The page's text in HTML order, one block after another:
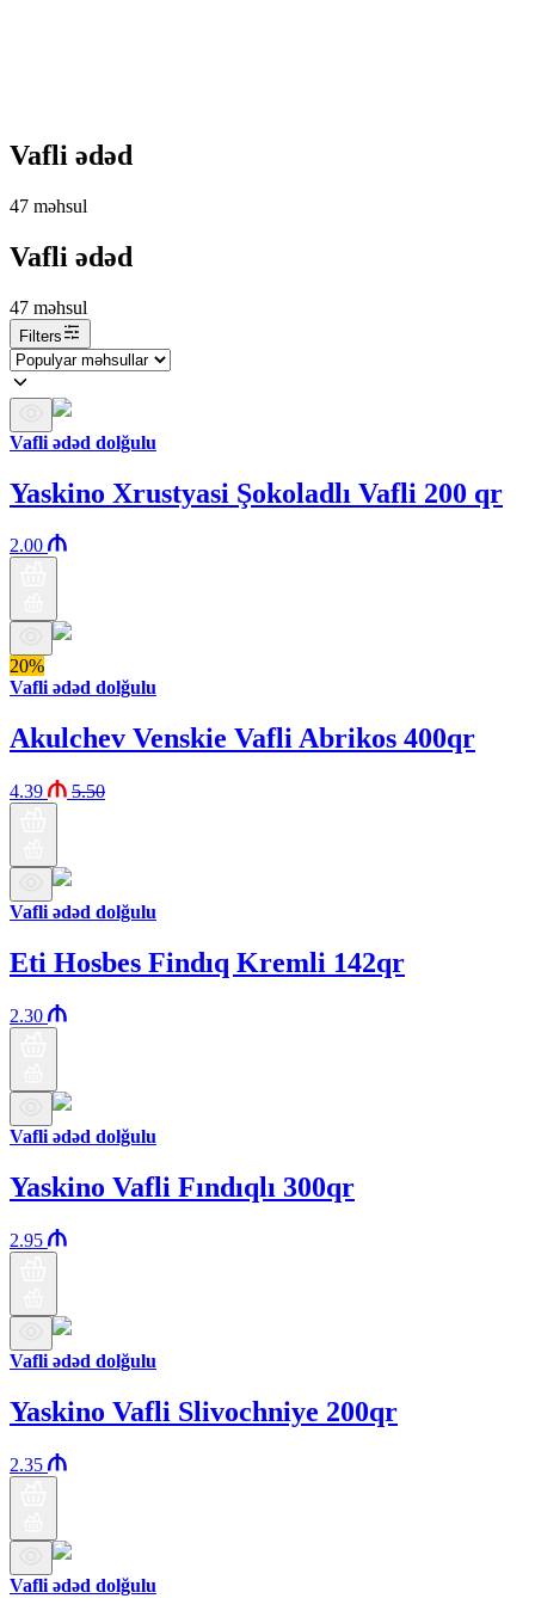
Vafli ədəd
47 məhsul
Vafli ədəd
47 məhsul
Filters
Vafli ədəd dolğulu
Yaskino Xrustyasi Şokoladlı Vafli 200 qr
2.00
20%
Vafli ədəd dolğulu
Akulchev Venskie Vafli Abrikos 400qr
4.39 5.50
Vafli ədəd dolğulu
Eti Hosbes Findıq Kremli 142qr
2.30
Vafli ədəd dolğulu
Yaskino Vafli Fındıqlı 300qr
2.95
Vafli ədəd dolğulu
Yaskino Vafli Slivochniye 200qr
2.35
Vafli ədəd dolğulu